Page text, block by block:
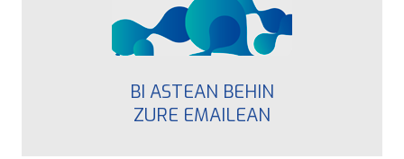
BI ASTEAN BEHIN
ZURE EMAILEAN